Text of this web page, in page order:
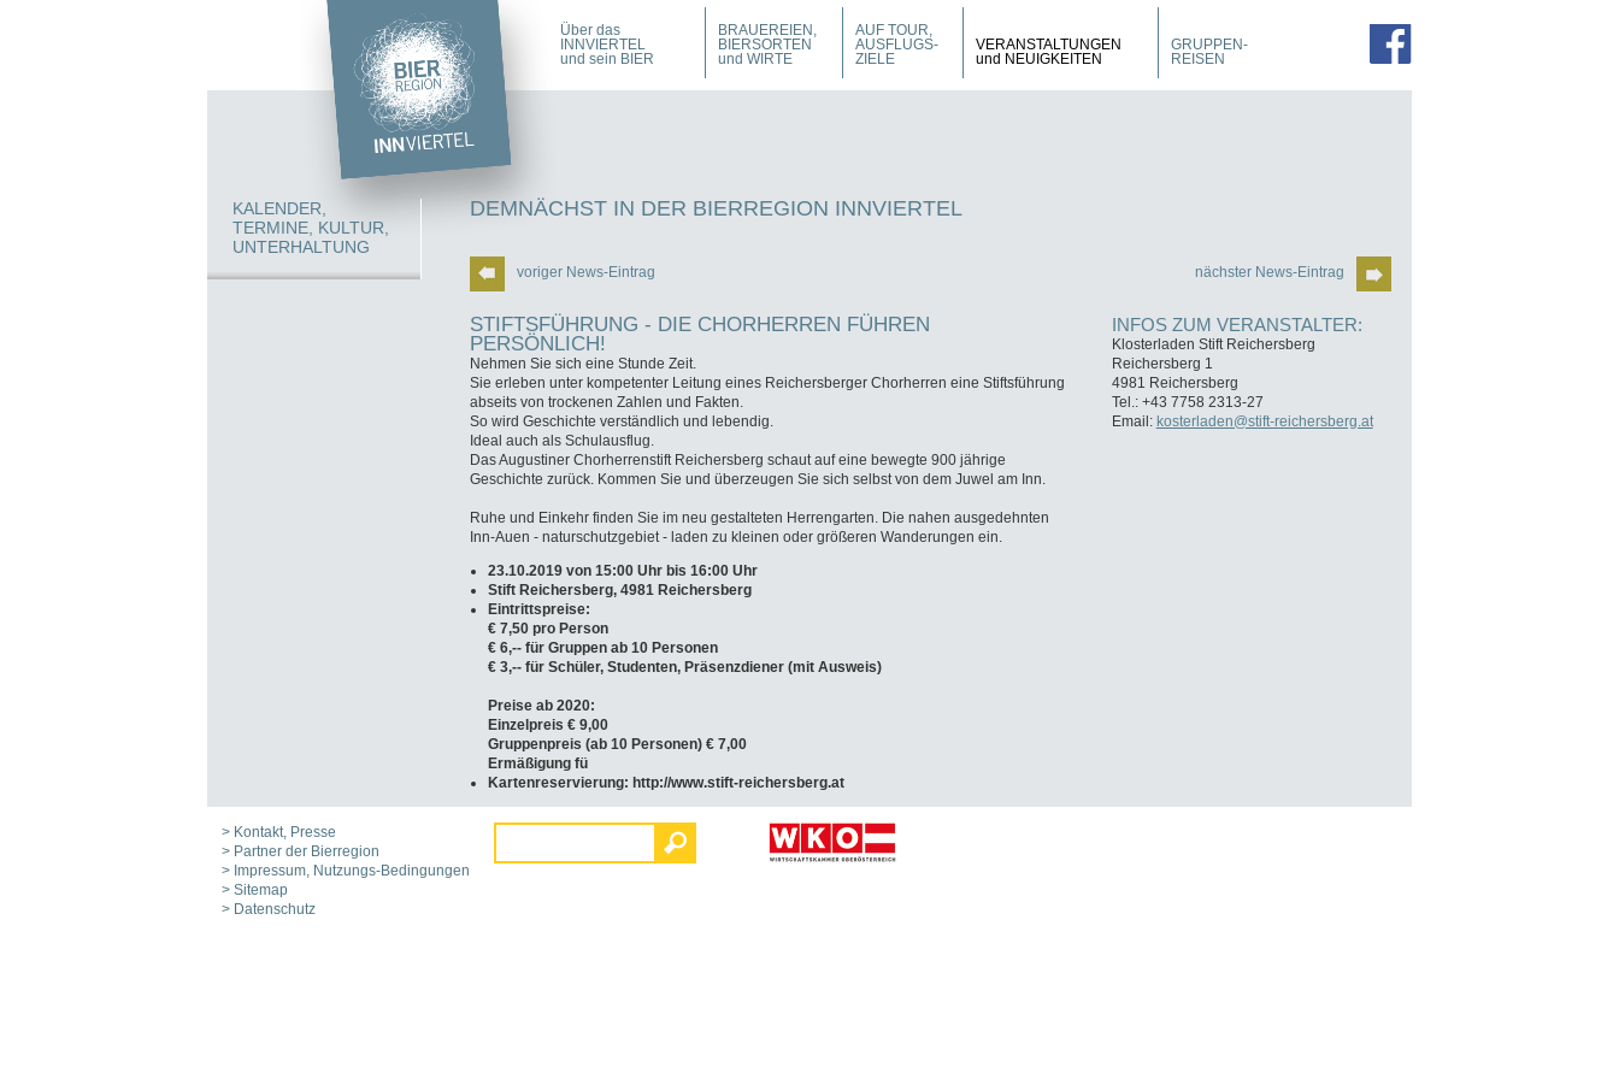
Über das
INNVIERTEL
und sein BIER
BRAUEREIEN,
BIERSORTEN
und WIRTE
AUF TOUR,
AUSFLUGS-
ZIELE
VERANSTALTUNGEN
und NEUIGKEITEN
GRUPPEN-
REISEN
PROSPEKTE
FÜHRUNGEN
KALENDER,
TERMINE, KULTUR,
UNTERHALTUNG
DEMNÄCHST IN DER BIERREGION INNVIERTEL
voriger News-Eintrag nächster News-Eintrag
STIFTSFÜHRUNG - DIE CHORHERREN FÜHREN
PERSÖNLICH!
Nehmen Sie sich eine Stunde Zeit.
Sie erleben unter kompetenter Leitung eines Reichersberger Chorherren eine Stiftsführung
abseits von trockenen Zahlen und Fakten.
So wird Geschichte verständlich und lebendig.
Ideal auch als Schulausflug.
Das Augustiner Chorherrenstift Reichersberg schaut auf eine bewegte 900 jährige
Geschichte zurück. Kommen Sie und überzeugen Sie sich selbst von dem Juwel am Inn.
Ruhe und Einkehr finden Sie im neu gestalteten Herrengarten. Die nahen ausgedehnten
Inn-Auen - naturschutzgebiet - laden zu kleinen oder größeren Wanderungen ein.
23.10.2019 von 15:00 Uhr bis 16:00 Uhr
Stift Reichersberg, 4981 Reichersberg
Eintrittspreise:
€ 7,50 pro Person
€ 6,-- für Gruppen ab 10 Personen
€ 3,-- für Schüler, Studenten, Präsenzdiener (mit Ausweis)
Preise ab 2020:
Einzelpreis € 9,00
Gruppenpreis (ab 10 Personen) € 7,00
Ermäßigung fü
Kartenreservierung: http://www.stift-reichersberg.at
INFOS ZUM VERANSTALTER:
Klosterladen Stift Reichersberg
Reichersberg 1
4981 Reichersberg
Tel.: +43 7758 2313-27
Email: kosterladen@stift-reichersberg.at
> Kontakt, Presse
> Partner der Bierregion
> Impressum, Nutzungs-Bedingungen
> Sitemap
> Datenschutz